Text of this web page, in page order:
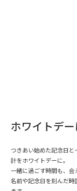
ホワイトデ
つきあい始めた記念日
計をホワイトデーに。
一緒に過ごす時間も、会
名前や記念日を刻んだ時